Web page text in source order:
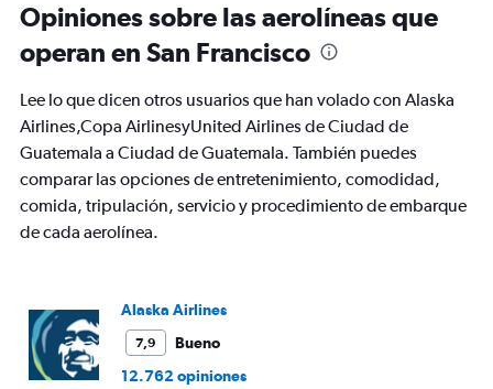
to
1.2.
Opiniones sobre las aerolíneas que
operan en San Francisco
Lee lo que dicen otros usuarios que han volado con Alaska
Airlines,Copa AirlinesyUnited Airlines de Ciudad de
Guatemala a Ciudad de Guatemala. También puedes
comparar las opciones de entretenimiento, comodidad,
comida, tripulación, servicio y procedimiento de embarque
de cada aerolínea.
Alaska Airlines
7,9
Bueno
12.762 opiniones